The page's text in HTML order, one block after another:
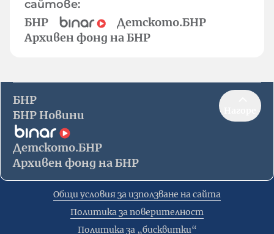
сайтове:
БНР
Детското.БНР
Архивен фонд на БНР
БНР
БНР Новини
Детското.БНР
Архивен фонд на БНР
Общи условия за използване на сайта
Политика за поверителност
Политика за „бисквитки“